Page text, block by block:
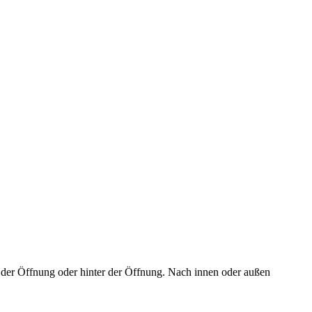
Öffnung oder hinter der Öffnung. Nach innen oder außen